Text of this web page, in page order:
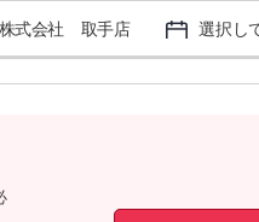
株式会社 取手店 選択し